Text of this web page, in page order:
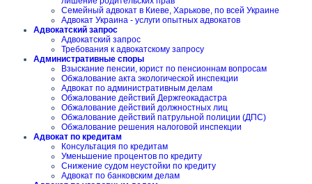
Семейный адвокат в Киеве, Харькове, по всей Украине
Адвокат Украина - услуги опытных адвокатов
Адвокатский запрос
Адвокатский запрос
Требования к адвокатскому запросу
Административные споры
Взыскание пенсии, юрист по пенсионнам вопросам
Обжалование акта экологической инспекции
Адвокат по административным делам
Обжалование действий Держгеокадастра
Обжалование действий должностных лиц
Обжалование действий патрульной полиции (ДПС)
Обжалование решения налоговой инспекции
Адвокат по кредитам
Консультация по кредитам
Уменьшение процентов по кредиту
Снижение судом неустойки по кредиту
Адвокат по банковским делам